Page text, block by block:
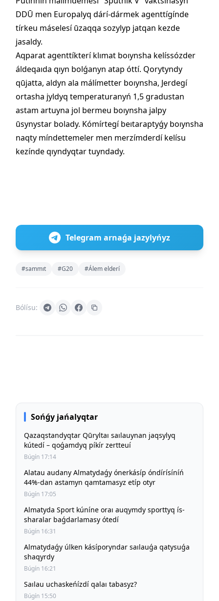
DDŪ men Europalyq dárí-dármek agenttígínde
tírkeu máselesí ūzaqqa sozylyp jatqan kezde
jasaldy.
Aqparat agenttíkterí klımat boıynsha kelíssózder
áldeqaıda qıyn bolǵanyn atap óttí. Qorytyndy
qūjatta, aldyn ala málímetter boıynsha, Jerdegí
ortasha jyldyq temperaturanyń 1,5 gradustan
astam artuyna jol bermeu boıynsha jalpy
ūsynystar bolady. Kómírtegí beıtaraptyǵy boıynsha
naqty míndettemeler men merzímderdí kelísu
kezínde qıyndyqtar tuyndady.
Telegram arnaǵa jazylyńyz
#sammıt #G20 #Álem elderí
Bólísu:
Sońǵy jańalyqtar
Qazaqstandyqtar Qūryltaı saılauynan jaqsylyq
kútedí – qoǵamdyq píkír zertteuí
Búgín 17:14
Alatau audany Almatydaǵy ónerkásíp óndírísíníń
44%-dan astamyn qamtamasyz etíp otyr
Búgín 17:05
Almatyda Sport kúníne oraı auqymdy sporttyq ís-
sharalar baǵdarlamasy ótedí
Búgín 16:31
Almatydaǵy úlken kásíporyndar saılauǵa qatysuǵa
shaqyrdy
Búgín 16:21
Saılau uchaskeńízdí qalaı tabasyz?
Búgín 15:50